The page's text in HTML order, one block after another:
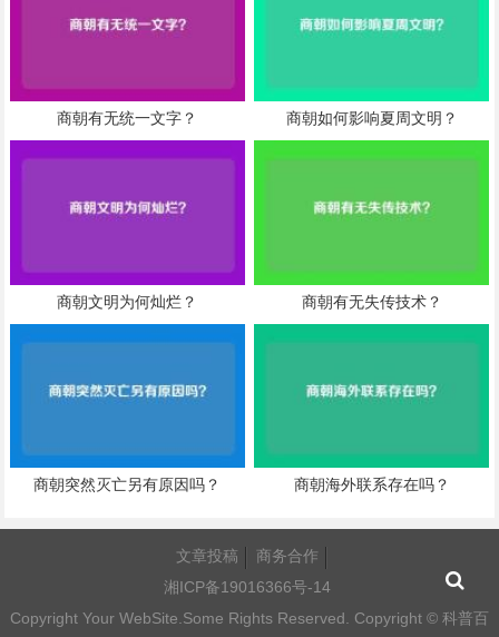
商朝有无统一文字？ 商朝如何影响夏周文明？
商朝文明为何灿烂？ 商朝有无失传技术？
商朝突然灭亡另有原因吗？ 商朝海外联系存在吗？
文章投稿
商务合作
湘ICP备19016366号-14
Copyright Your WebSite.Some Rights Reserved. Copyright © 科普百